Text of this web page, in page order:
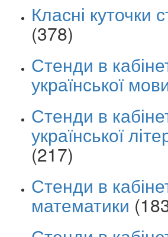
Класні куточки
(378)
Стенди в
української
Стенди в
української
(217)
Стенди в
математики